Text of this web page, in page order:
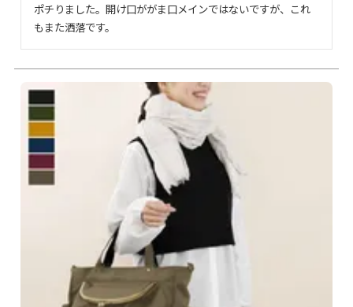
ポチりました。開け口ががま口メインではないですが、これ
もまた洒落です。